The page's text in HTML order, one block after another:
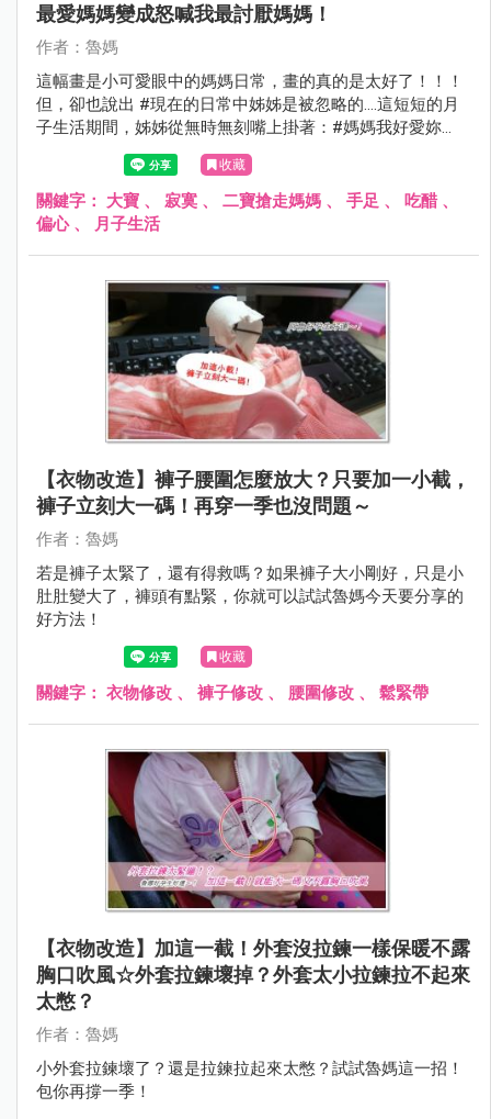
最愛媽媽變成怒喊我最討厭媽媽！
作者：魯媽
這幅畫是小可愛眼中的媽媽日常，畫的真的是太好了！！！
但，卻也說出 #現在的日常中姊姊是被忽略的….這短短的月
子生活期間，姊姊從無時無刻嘴上掛著：#媽媽我好愛妳
唷！變成連作夢都怒喊： 我最討厭媽媽了！！！
收藏
關鍵字： 大寶 、 寂寞 、 二寶搶走媽媽 、 手足 、 吃醋、
偏心、 月子生活
【衣物改造】褲子腰圍怎麼放大？只要加一小截，
褲子立刻大一碼！再穿一季也沒問題～
作者：魯媽
若是褲子太緊了，還有得救嗎？如果褲子大小剛好，只是小
肚肚變大了，褲頭有點緊，你就可以試試魯媽今天要分享的
好方法！
收藏
關鍵字： 衣物修改 、 褲子修改 、 腰圍修改 、 鬆緊帶
【衣物改造】加這一截！外套沒拉鍊一樣保暖不露
胸口吹風☆外套拉鍊壞掉？外套太小拉鍊拉不起來
太憋？
作者：魯媽
小外套拉鍊壞了？還是拉鍊拉起來太憋？試試魯媽這一招！
包你再撐一季！